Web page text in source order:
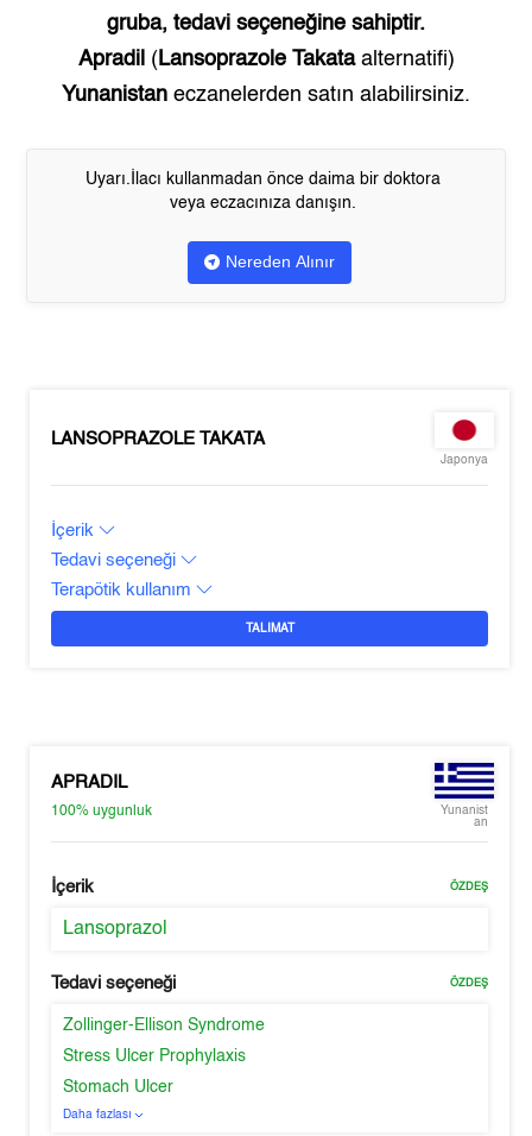
gruba, tedavi seçeneğine sahiptir.
Apradil ( Lansoprazole Takataalternatifi)
Yunanistan eczanelerden satın alabilirsiniz.
Uyarı.İlacı kullanmadan önce daima bir doktora
veya eczacınıza danışın.
Nereden Alınır
LANSOPRAZOLE TAKATA
Japonya
İçerik
Tedavi seçeneği
Terapötik kullanım
TALIMAT
APRADIL
100%uygunluk
Yunanist
an
İçerik ÖZDEŞ
Lansoprazol
Tedavi seçeneği ÖZDEŞ
Zollinger-Ellison Syndrome
Stress Ulcer Prophylaxis
Stomach Ulcer
Daha fazlası